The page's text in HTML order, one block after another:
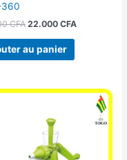
360
CFA 22.000 CFA
au panier